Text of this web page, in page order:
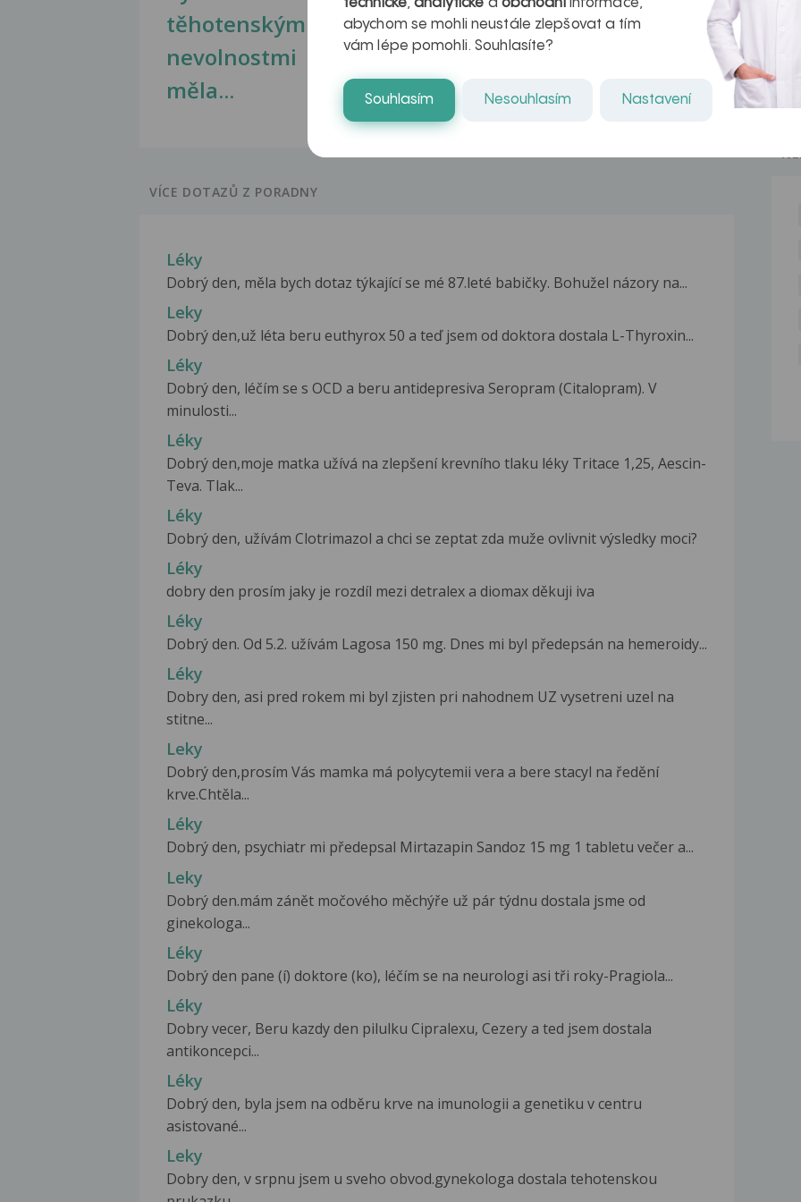
těhotenskými
nevolnostmi
měla...
obrazech
myastenie –
naděje pro ty,
kteří ji...
VÍCE DOTAZŮ Z PORADNY
Léky
Dobrý den, měla bych dotaz týkající se mé 87.leté babičky. Bohužel názory na...
Leky
Dobrý den,už léta beru euthyrox 50 a teď jsem od doktora dostala L-Thyroxin...
Léky
Dobrý den, léčím se s OCD a beru antidepresiva Seropram (Citalopram). V
minulosti...
Léky
Dobrý den,moje matka užívá na zlepšení krevního tlaku léky Tritace 1,25, Aescin-
Teva. Tlak...
Léky
Dobrý den, užívám Clotrimazol a chci se zeptat zda muže ovlivnit výsledky moci?
Léky
dobry den prosím jaky je rozdíl mezi detralex a diomax děkuji iva
Léky
Dobrý den. Od 5.2. užívám Lagosa 150 mg. Dnes mi byl předepsán na hemeroidy...
Léky
Dobry den, asi pred rokem mi byl zjisten pri nahodnem UZ vysetreni uzel na
stitne...
Leky
Dobrý den,prosím Vás mamka má polycytemii vera a bere stacyl na ředění
krve.Chtěla...
Léky
Dobrý den, psychiatr mi předepsal Mirtazapin Sandoz 15 mg 1 tabletu večer a...
Leky
Dobrý den.mám zánět močového měchýře už pár týdnu dostala jsme od
ginekologa...
Léky
Dobrý den pane (í) doktore (ko), léčím se na neurologi asi tři roky-Pragiola...
Léky
Dobry vecer, Beru kazdy den pilulku Cipralexu, Cezery a ted jsem dostala
antikoncepci...
Léky
Dobrý den, byla jsem na odběru krve na imunologii a genetiku v centru
asistované...
Leky
Dobry den, v srpnu jsem u sveho obvod.gynekologa dostala tehotenskou
technické,analytické a obchodníinformace,
abychom se mohli neustále zlepšovat a tím
vám lépe pomohli. Souhlasíte?
Souhlasím Nesouhlasím Nastavení